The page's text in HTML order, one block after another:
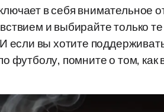
в себя внимательное
и выбирайте только
если вы хотите
футболу, помните о том, как